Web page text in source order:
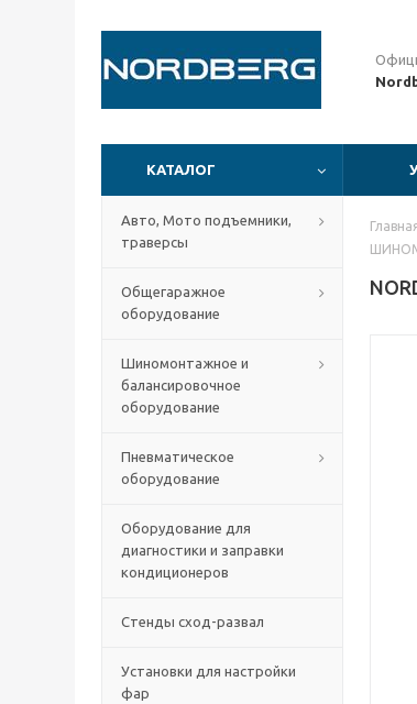
КАТАЛОГ
Авто, Мото подъемники,
траверсы
Общегаражное
оборудование
Шиномонтажное и
балансировочное
оборудование
Пневматическое
оборудование
Оборудование для
диагностики и заправки
кондиционеров
Стенды сход-развал
Установки для настройки
фар